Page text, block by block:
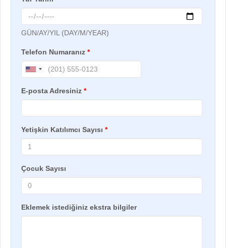
GÜN/AY/YIL (DAY/M/YEAR)
Telefon Numaranız *
E-posta Adresiniz *
Yetişkin Katılımcı Sayısı *
Çocuk Sayısı
Eklemek istediğiniz ekstra bilgiler